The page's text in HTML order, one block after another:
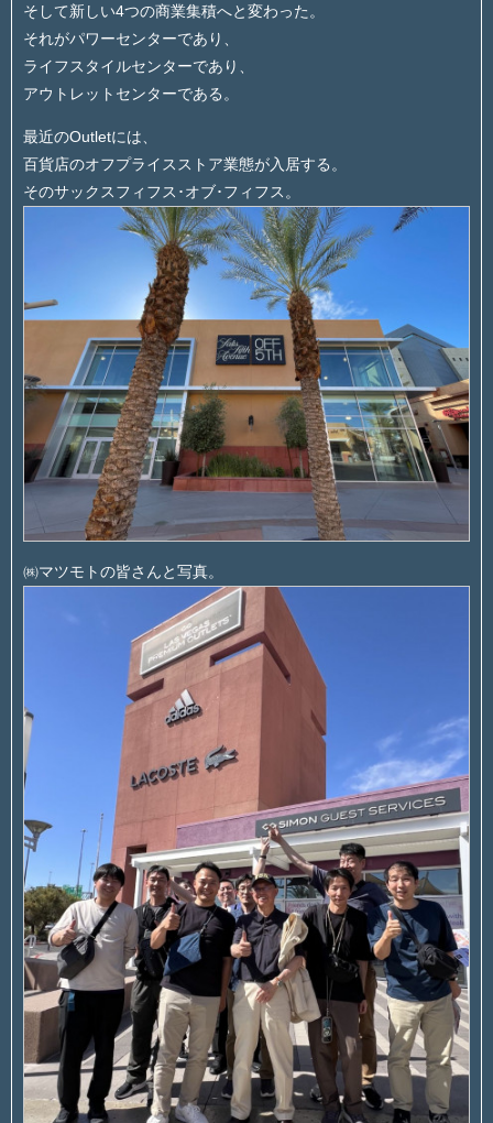
そして新しい4つの商業集積へと変わった。
それがパワーセンターであり、
ライフスタイルセンターであり、
アウトレットセンターである。
最近のOutletには、
百貨店のオフプライスストア業態が入居する。
そのサックスフィフス･オブ･フィフス。
㈱マツモトの皆さんと写真。